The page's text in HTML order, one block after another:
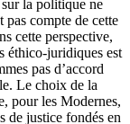
la politique ne
pas compte de cette
cette perspective,
éthico-juridiques est
pas d’accord
Le choix de la
pour les Modernes,
de justice fondés en